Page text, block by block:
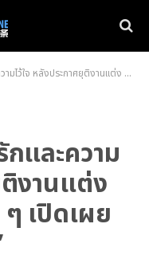
ติงานแต่ง ก่อนความจริงค่อย ๆ เปิดเผย ใน “กุหลาบเล่นไฟ”
และความ
ติงานแต่ง
เปิดเผย